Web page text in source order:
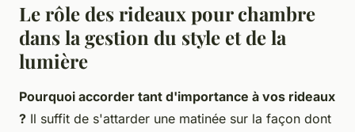
Le rôle des rideaux pour chambre
dans la gestion du style et de la
lumière
Pourquoi accorder tant d'importance à vos rideaux
? Il suffit de s'attarder une matinée sur la façon dont